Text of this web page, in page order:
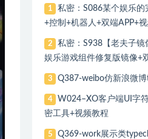
1
私密：S086某个娱乐
+控制+机器人+双端APP+
2
私密：S938【老夫子
娱乐游戏组件修复版镜像+
3 Q387-weibo仿新浪微
4
W024–XO客户端UI字
密工具+视频教程
5 Q369-work展示类